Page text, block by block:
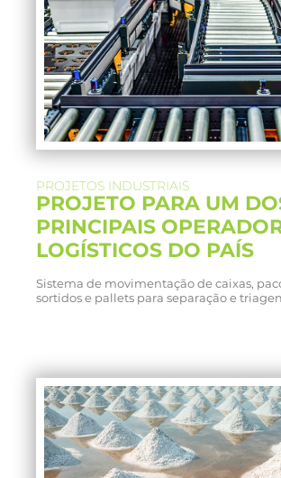
PROJETOS INDUSTRIAIS
PROJETO PARA UM
PRINCIPAIS
LOGÍSTICOS DO PAÍS
Sistema de movimentação de caixas,
sortidos e pallets para separação e